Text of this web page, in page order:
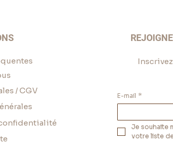
/ CGV
E-mail *
Je souhaite
votre liste